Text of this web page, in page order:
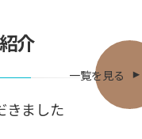
介
きました
一覧を見る